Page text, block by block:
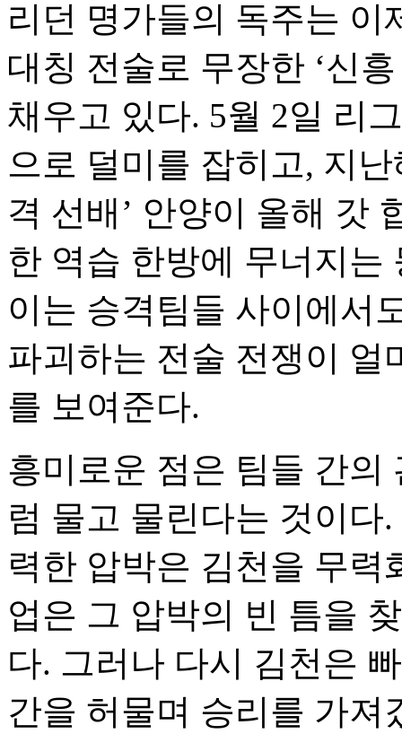
리던 명가들의 독주는 이
대칭 전술로 무장한 ‘신
채우고 있다. 5월 2일 리
으로 덜미를 잡히고, 지
격 선배’ 안양이 올해 갓
한 역습 한방에 무너지는
이는 승격팀들 사이에서
파괴하는 전술 전쟁이 얼
를 보여준다.
흥미로운 점은 팀들 간의
럼 물고 물린다는 것이다
력한 압박은 김천을 무
업은 그 압박의 빈 틈을
다. 그러나 다시 김천은
간을 허물며 승리를 가져